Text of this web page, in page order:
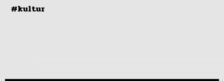
#kultur